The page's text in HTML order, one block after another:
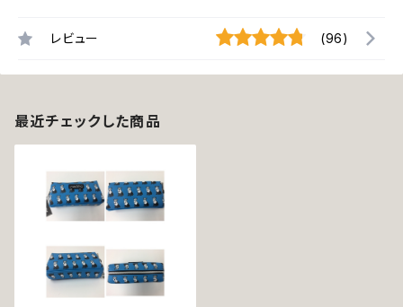
レビュー (96)
最近チェックした商品